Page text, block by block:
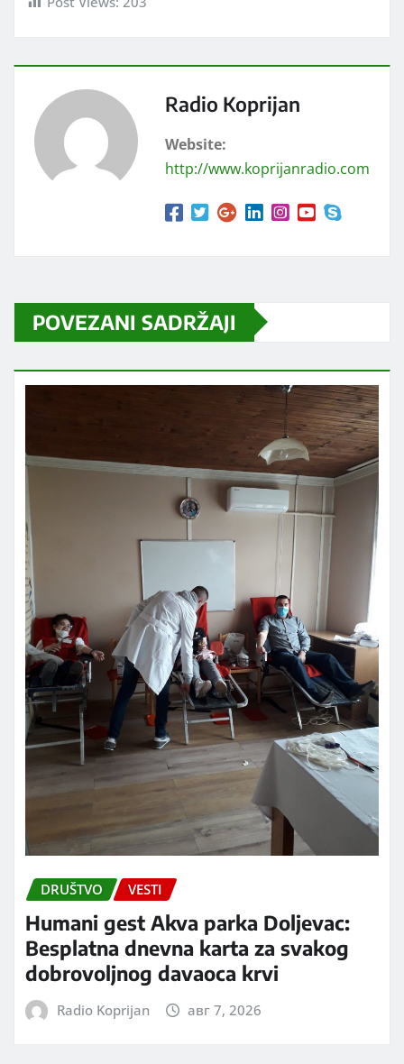
Radio Koprijan
Website:
http://www.koprijanradio.com
POVEZANI SADRŽAJI
DRUŠTVO VESTI
Humani gest Akva parka Doljevac:
Besplatna dnevna karta za svakog
dobrovoljnog davaoca krvi
Radio Koprijan авг 7, 2026